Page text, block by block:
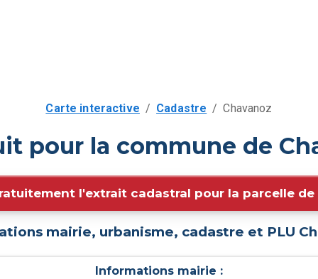
Carte interactive / Cadastre / Chavanoz
pour la commune de
l'extrait cadastral pour la parcelle de
mairie, urbanisme, cadastre et PLU
Informations mairie :